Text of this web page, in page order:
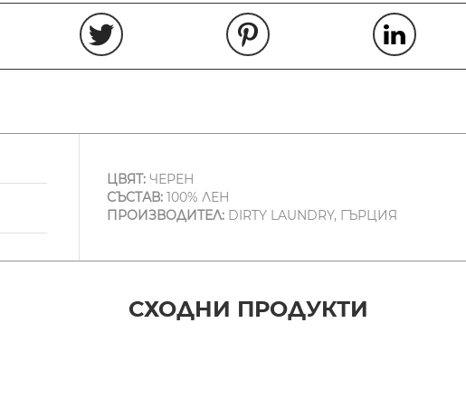
ЦВЯТ:ЧЕРЕН
СЪСТАВ:100% ЛЕН
ПРОИЗВОДИТЕЛ:DIRTY LAUNDRY, ГЪРЦИЯ
СХОДНИ ПРОДУКТИ